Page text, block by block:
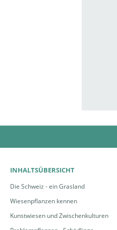
INHALTSÜBERSICHT
Die Schweiz - ein Grasland
Wiesenpflanzen kennen
Kunstwiesen und Zwischenkulturen